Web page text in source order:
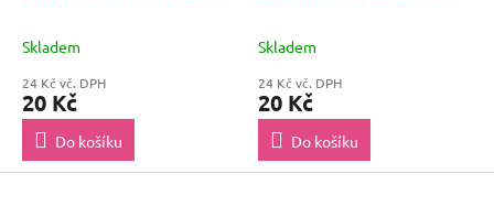
Skladem
24 Kč vč. DPH
20 Kč
Do košíku
Skladem
24 Kč vč. DPH
20 Kč
Do košíku
Z